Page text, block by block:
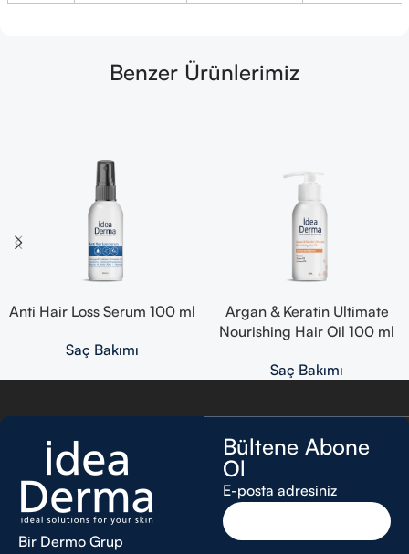
Benzer Ürünlerimiz
Anti Hair Loss Serum 100 ml
Saç Bakımı
Argan & Keratin Ultimate
Nourishing Hair Oil 100 ml
Saç Bakımı
Bir Dermo Grup
Bültene Abone
Ol
E-posta adresiniz